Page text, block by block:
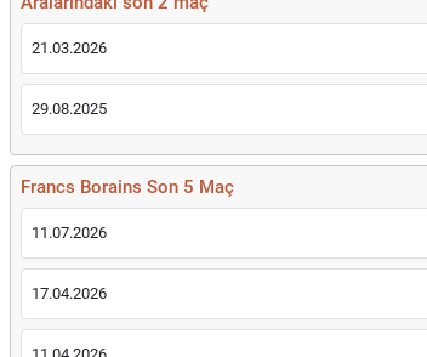
21.03.2026
29.08.2025
Francs Borains Son 5 Maç
11.07.2026
17.04.2026